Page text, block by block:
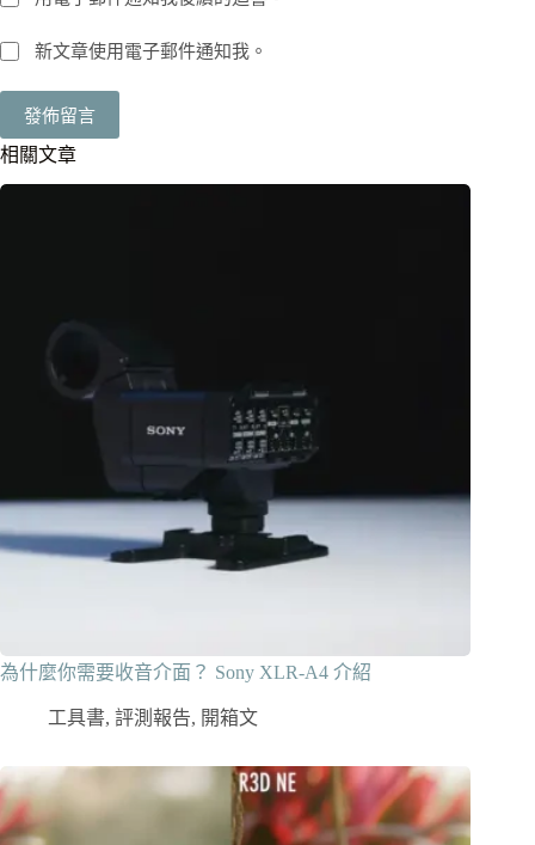
新文章使用電子郵件通知我。
發佈留言
相關文章
為什麼你需要收音介面？ Sony XLR-A4 介紹
工具書, 評測報告, 開箱文